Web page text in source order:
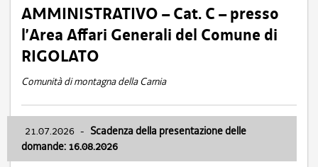
AMMINISTRATIVO – Cat. C – presso
l’Area Affari Generali del Comune di
RIGOLATO
Comunità di montagna della Carnia
21.07.2026 - Scadenza della presentazione delle
domande: 16.08.2026